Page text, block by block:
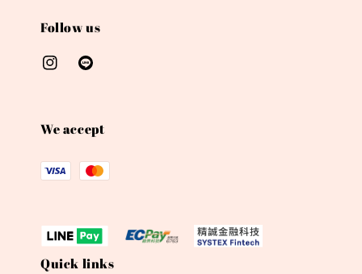
Follow us
We accept
Quick links